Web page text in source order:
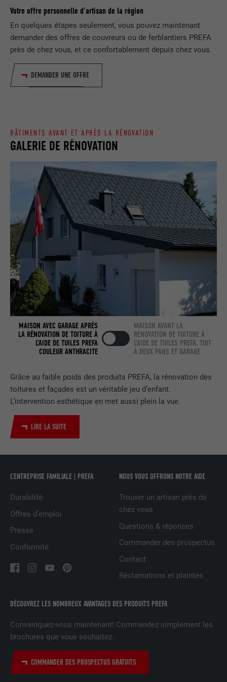
Votre offre personnelle d'artisan de la région
En quelques étapes seulement, vous pouvez maintenant
demander des offres de couvreurs ou de ferblantiers PREFA
près de chez vous, et ce confortablement depuis chez vous.
DEMANDER UNE OFFRE
Grâce au faible poids des produits PREFA, la rénovation des
toitures et façades est un véritable jeu d’enfant.
L’intervention esthétique en met aussi plein la vue.
LIRE LA SUITE
GALERIE DE RÉNOVATION
BÂTIMENTS AVANT ET APRÈS LA RÉNOVATION
MAISON AVEC GARAGE APRÈS
LA RÉNOVATION DE TOITURE À
L’AIDE DE TUILES PREFA
COULEUR ANTHRACITE
MAISON AVANT LA
RÉNOVATION DE TOITURE À
L’AIDE DE TUILES PREFA, TOIT
À DEUX PANS ET GARAGE
DÉCOUVREZ LES NOMBREUX AVANTAGES DES PRODUITS PREFA
Convainquez-vous maintenant! Commandez simplement les
brochures que vous souhaitez.
COMMANDER DES PROSPECTUS GRATUITS
L’ENTREPRISE FAMILIALE | PREFA
Durabilité
Offres d’emploi
Presse
Conformité
NOUS VOUS OFFRONS NOTRE AIDE
Trouver un artisan près de
chez vous
Questions & réponses
Commander des prospectus
Contact
Réclamations et plaintes
UTILITÉ
Enregistre un identifiant unique utilisé
pour générer des données statistiques
sur la manière dont l'utilisateur utilise le
site Internet.
EXPIRATION 90 jours
UTILITÉ
Est placé afin de tester si le navigateur
autorise l'utilisation de cookies. Ne
contient aucun élément d'identification.
NOM lang
FOURNISSEUR ads.linkedin.com
EXPIRATION Session
Enregistre la langue choisie par
l'utilisateur pour un site Internet.
FOURNISSEUR LinkedIn
EXPIRATION
UTILITÉ
Utilisé par LinkedIn lorsqu'un site
Internet contient une fenêtre « Suivez-
nous » intégrée.
FOURNISSEUR
EXPIRATION 2 ans
UTILITÉ
Utilisé par le service de réseau social
LinkedIn pour suivre l'utilisation de
services intégrés.
bscookie
FOURNISSEUR
NOM UserMatchHistory
FOURNISSEUR
EXPIRATION
plusieurs sites Internet afin d'afficher de
l'utilisateur.
NOM lidc
FOURNISSEUR LinkedIn